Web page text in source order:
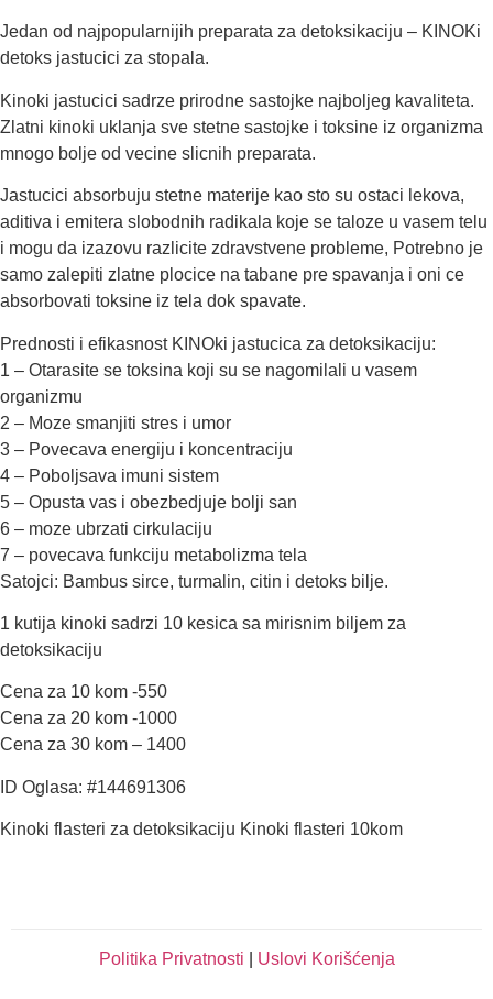
Jedan od najpopularnijih preparata za detoksikaciju – KINOKi
detoks jastucici za stopala.
Kinoki jastucici sadrze prirodne sastojke najboljeg kavaliteta.
Zlatni kinoki uklanja sve stetne sastojke i toksine iz organizma
mnogo bolje od vecine slicnih preparata.
Jastucici absorbuju stetne materije kao sto su ostaci lekova,
aditiva i emitera slobodnih radikala koje se taloze u vasem telu
i mogu da izazovu razlicite zdravstvene probleme, Potrebno je
samo zalepiti zlatne plocice na tabane pre spavanja i oni ce
absorbovati toksine iz tela dok spavate.
Prednosti i efikasnost KINOki jastucica za detoksikaciju:
1 – Otarasite se toksina koji su se nagomilali u vasem
organizmu
2 – Moze smanjiti stres i umor
3 – Povecava energiju i koncentraciju
4 – Poboljsava imuni sistem
5 – Opusta vas i obezbedjuje bolji san
6 – moze ubrzati cirkulaciju
7 – povecava funkciju metabolizma tela
Satojci: Bambus sirce, turmalin, citin i detoks bilje.
1 kutija kinoki sadrzi 10 kesica sa mirisnim biljem za
detoksikaciju
Cena za 10 kom -550
Cena za 20 kom -1000
Cena za 30 kom – 1400
ID Oglasa: #144691306
Kinoki flasteri za detoksikaciju Kinoki flasteri 10kom
Politika Privatnosti Uslovi Korišćenja